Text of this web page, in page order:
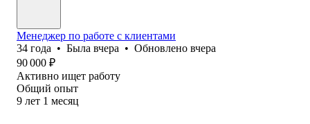
Менеджер по работе с клиентами
34 года • Была вчера • Обновлено вчера
90 000 ₽
Активно ищет работу
Общий опыт
9 лет 1 месяц